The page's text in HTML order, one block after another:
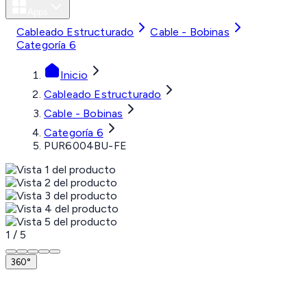
Cableado Estructurado
Cable - Bobinas
Categoría 6
Inicio
Cableado Estructurado
Cable - Bobinas
Categoría 6
PUR6004BU-FE
1 / 5
360°